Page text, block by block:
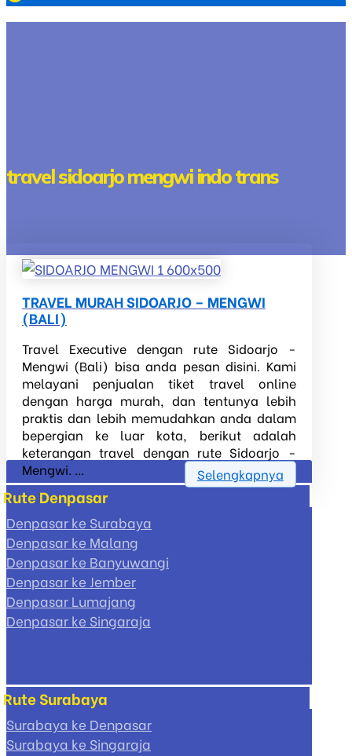
travel sidoarjo mengwi indo trans
TRAVEL MURAH SIDOARJO – MENGWI
(BALI)
Travel Executive dengan rute Sidoarjo -
Mengwi (Bali) bisa anda pesan disini. Kami
melayani penjualan tiket travel online
dengan harga murah, dan tentunya lebih
praktis dan lebih memudahkan anda dalam
bepergian ke luar kota, berikut adalah
keterangan travel dengan rute Sidoarjo -
Mengwi. ...
Selengkapnya
Rute Denpasar
Denpasar ke Surabaya
Denpasar ke Malang
Denpasar ke Banyuwangi
Denpasar ke Jember
Denpasar Lumajang
Denpasar ke Singaraja
Rute Surabaya
Surabaya ke Denpasar
Surabaya ke Singaraja